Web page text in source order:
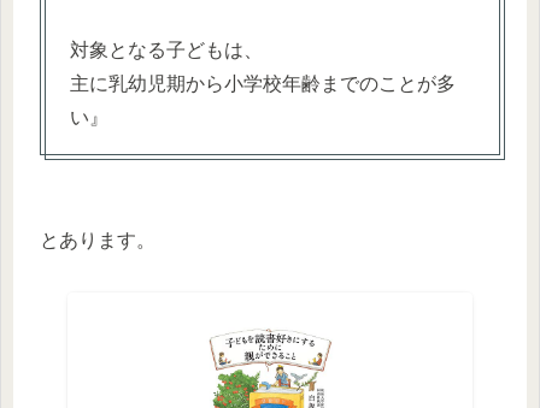
対象となる子どもは、
主に乳幼児期から小学校年齢までのことが多
い』
とあります。